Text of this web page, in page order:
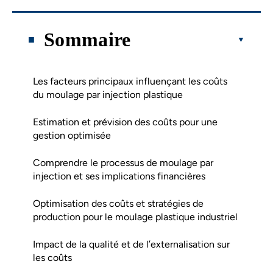
Sommaire
Les facteurs principaux influençant les coûts
du moulage par injection plastique
Estimation et prévision des coûts pour une
gestion optimisée
Comprendre le processus de moulage par
injection et ses implications financières
Optimisation des coûts et stratégies de
production pour le moulage plastique industriel
Impact de la qualité et de l’externalisation sur
les coûts